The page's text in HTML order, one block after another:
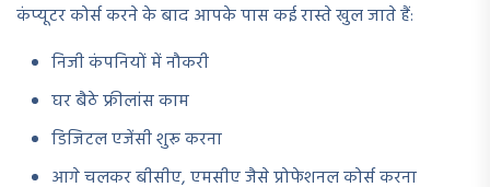
कंप्यूटर कोर्स करने के बाद आपके पास कई रास्ते खुल जाते हैं:
निजी कंपनियों में नौकरी
घर बैठे फ्रीलांस काम
डिजिटल एजेंसी शुरू करना
आगे चलकर बीसीए, एमसीए जैसे प्रोफेशनल कोर्स करना